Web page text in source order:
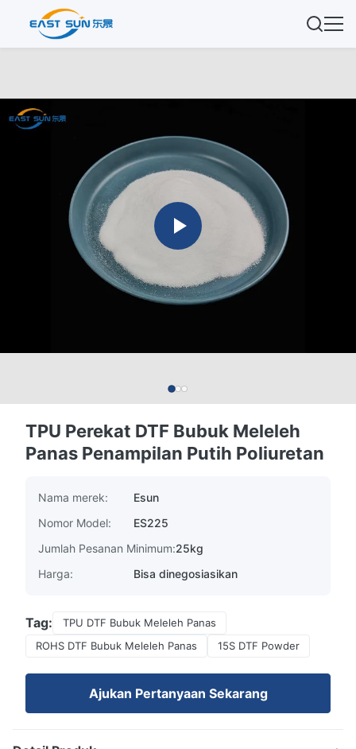
TPU Perekat DTF Bubuk Meleleh
Panas Penampilan Putih Poliuretan
Nama merek:
Esun
Nomor Model:
ES225
Jumlah Pesanan Minimum:25kg
Harga:
Bisa dinegosiasikan
Tag:
TPU DTF Bubuk Meleleh Panas
ROHS DTF Bubuk Meleleh Panas
15S DTF Powder
Ajukan Pertanyaan Sekarang